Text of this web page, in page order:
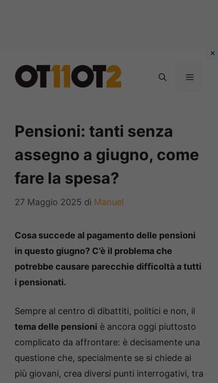
contenuto
MENU
Pensioni: tanti senza
assegno a giugno, come
fare la spesa?
27 Maggio 2025 di Manuel
Cosa succede al pagamento delle pensioni
in questo giugno? C’è il problema che
potrebbe causare parecchie difficoltà a tutti
i pensionati.
Sempre al centro di dibattiti, politici e non, il
tema delle pensioni è ancora oggi piuttosto
complicato da affrontare: è decisamente una
questione che, specialmente se si chiede ai
più giovani, crea diversi punti interrogativi, tra